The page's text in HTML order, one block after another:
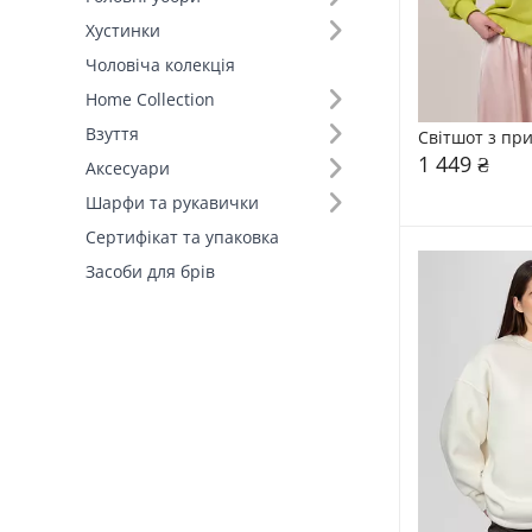
Хустинки
Чоловіча колекція
Home Collection
Взуття
Аксесуари
Шарфи та рукавички
Сертифікат та упаковка
Засоби для брів
Виробник (1)
FAMO, власне виробництво (10)
Світшот з
1 449 ₴